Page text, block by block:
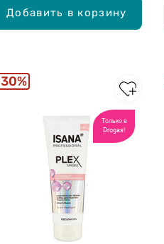
Добавить в корзину
Только в
Drogas!
30%